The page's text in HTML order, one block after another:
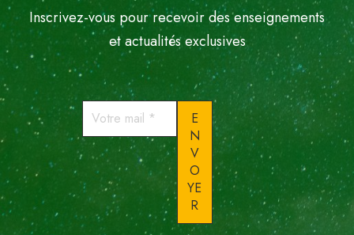
Inscrivez-vous pour recevoir des enseignements
et actualités exclusives
Votre
mail